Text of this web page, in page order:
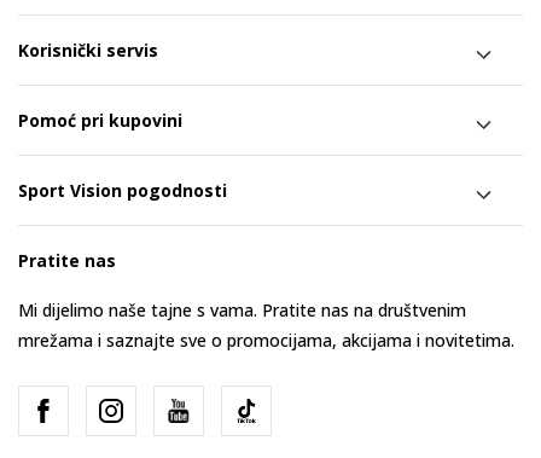
Korisnički servis
Pomoć pri kupovini
Sport Vision pogodnosti
Pratite nas
Mi dijelimo naše tajne s vama. Pratite nas na društvenim
mrežama i saznajte sve o promocijama, akcijama i novitetima.